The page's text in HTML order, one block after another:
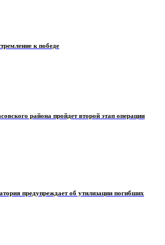
к победе
района пройдет второй этап операции
предупреждает об утилизации погибших